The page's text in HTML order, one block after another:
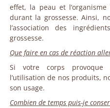
effet, la peau et
durant la grossesse. Ainsi,
l’association des
grossesse.
Que faire en cas de réaction
Si votre corps provoque
l’utilisation de nos produits,
son usage.
Combien de temps puis-je